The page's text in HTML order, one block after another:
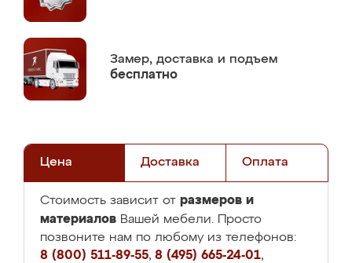
Замер, доставка и подъем
бесплатно
Цена Доставка Оплата
Стоимость зависит от размеров и
материалов Вашей мебели. Просто
позвоните нам по любому из телефонов:
8 (800) 511-89-55, 8 (495) 665-24-01,